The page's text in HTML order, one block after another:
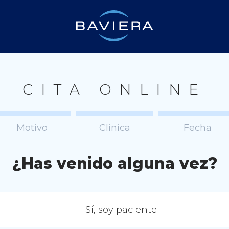
CITA ONLINE
Motivo Clínica Fecha
¿Has venido alguna vez?
Sí, soy paciente